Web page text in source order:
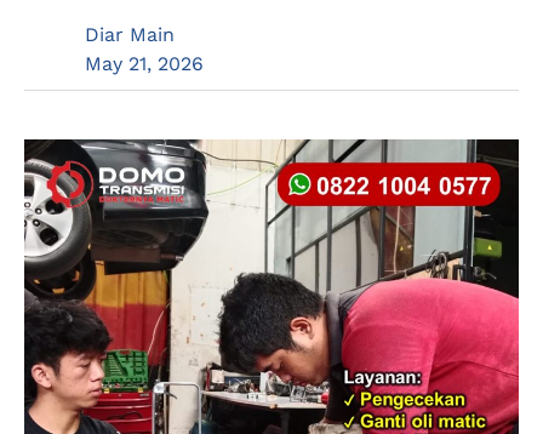
Diar Main
May 21, 2026